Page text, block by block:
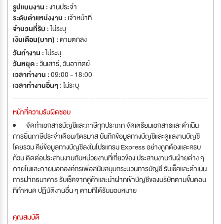
รูปแบบงาน :งานประจำ
ระดับตำแหน่งงาน : เจ้าหน้าที่
จำนวนที่รับ :ไม่ระบุ
เงินเดือน(บาท) :ตามตกลง
วันทำงาน :ไม่ระบุ
วันหยุด :วันเสาร์,วันอาทิตย์
เวลาทำงาน :09:00 - 18:00
เวลาทำงานอื่นๆ :ไม่ระบุ
หน้าที่ความรับผิดชอบ
จัดทำเอกสารบัญชีและภาษีทุกประเภท จัดเตรียมเอกสารและดำเนิน
การยื่นภาษีประจำเดือน/ไตรมาส บันทึกข้อมูลทางบัญชีและดูแลงานบัญชี
โดยรวม คีย์ข้อมูลทางบัญชีลงในโปรแกรม Express อย่างถูกต้องและครบ
ถ้วน ติดต่อประสานงานกับหน่วยงานที่เกี่ยวข้อง ประสานงานกับฝ่ายต่าง ๆ
ภายในและภายนอกองค์กรเพื่อสนับสนุนกระบวนการบัญชี รับเช็คและดำเนิน
การฝากธนาคาร รับเช็คจากคู่ค้าและนำฝากเข้าบัญชีของบริษัทตามขั้นตอน
ที่กำหนด ปฏิบัติงานอื่น ๆ ตามที่ได้รับมอบหมาย
คุณสมบัติ